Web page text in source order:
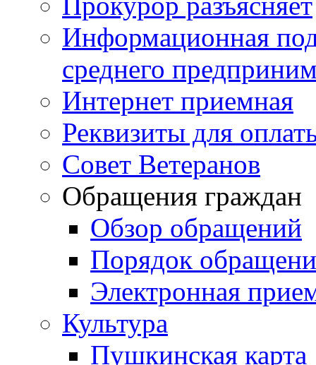
Информационная
среднего
Интернет приемная
Реквизиты для
Совет Ветеранов
Обращения граждан
Обзор обращений
Порядок
Электронная
Культура
Пушкинская карта